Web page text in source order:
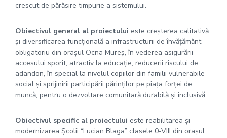
crescut de părăsire timpurie a sistemului.
Obiectivul general al proiectului este creşterea calitativă
şi diversificarea funcţională a infrastructurii de învăţămănt
obligatoriu din oraşul Ocna Mureş, în vederea asigurării
accesului sporit, atractiv la educaţie, reducerii riscului de
adandon, în special la nivelul copiilor din familii vulnerabile
social şi sprijinirii participării părinţilor pe piaţa forţei de
muncă, pentru o dezvoltare comunitară durabilă şi inclusivă.
Obiectivul specific al proiectului este reabilitarea şi
modernizarea Şcolii “Lucian Blaga” clasele 0-VIII din oraşul